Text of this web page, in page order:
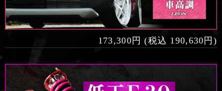
173,300円 (税込 190,630円)